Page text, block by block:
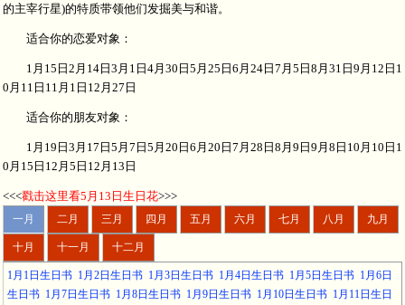
的主宰行星)的特质带领他们发掘美与和谐。
适合你的恋爱对象：
1月15日2月14日3月1日4月30日5月25日6月24日7月5日8月31日9月12日1
0月11日11月1日12月27日
适合你的朋友对象：
1月19日3月17日5月7日5月20日6月20日7月28日8月9日9月8日10月10日1
0月15日12月5日12月13日
<<<戳击这里看5月13日生日花>>>
一月 二月 三月 四月 五月 六月 七月 八月 九月
十月 十一月 十二月
1月1日生日书 1月2日生日书 1月3日生日书 1月4日生日书 1月5日生日书 1月6日
生日书 1月7日生日书 1月8日生日书 1月9日生日书 1月10日生日书 1月11日生日